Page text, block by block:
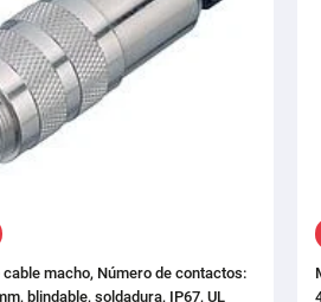
cable macho, Número de contactos:
blindable, soldadura, IP67, UL